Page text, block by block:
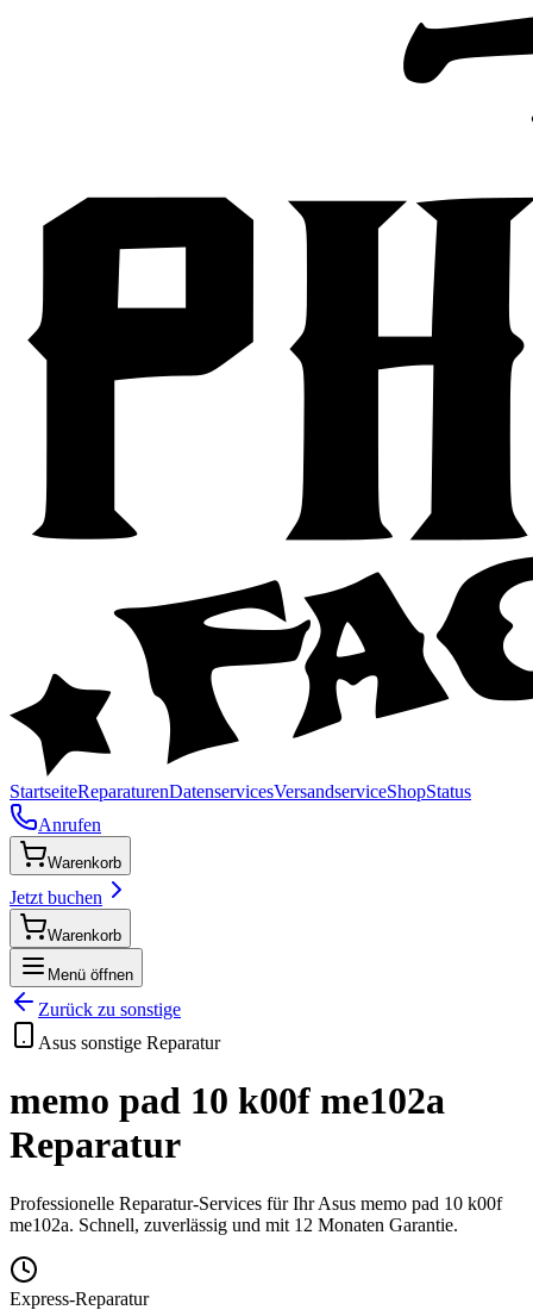
StartseiteReparaturenDatenservicesVersandserviceShopStatus
Anrufen
Warenkorb
Jetzt buchen
Warenkorb
Menü öffnen
Zurück zu sonstige
Asus sonstige Reparatur
memo pad 10 k00f me102a
Reparatur
Professionelle Reparatur-Services für IhrAsus memo pad 10 k00f
me102a. Schnell, zuverlässig und mit 12 Monaten Garantie.
Express-Reparatur